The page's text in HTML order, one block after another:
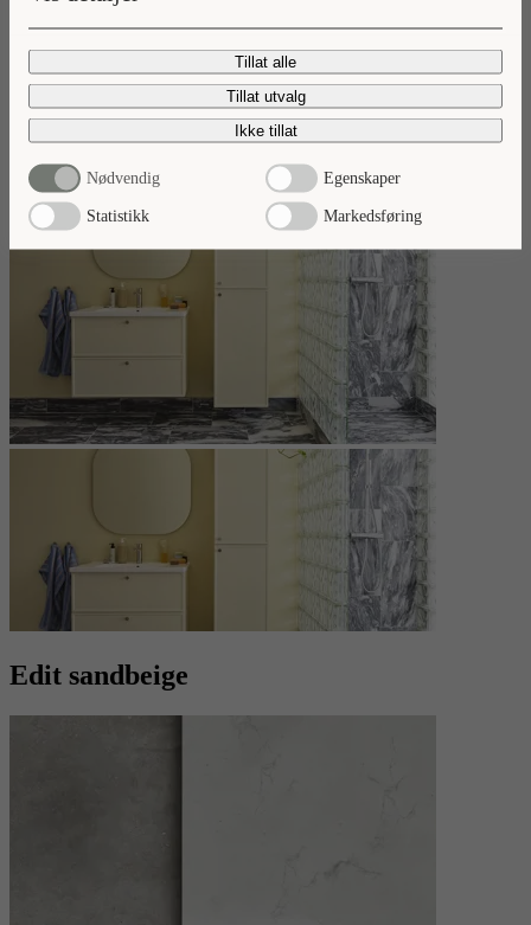
Tillat alle
Tillat utvalg
Ikke tillat
Nødvendig Egenskaper
Statistikk Markedsføring
Nyheter 2026
Ta del av våre baderomsnyheter.
Les mer
Edit sandbeige